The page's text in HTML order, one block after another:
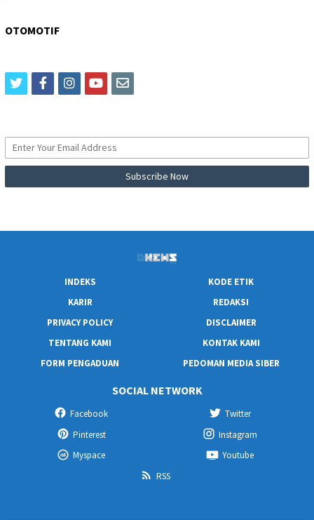
OTOMOTIF
twitterfacebookinstagram
youtubeemail
INDEKS
KODE ETIK
KARIR
REDAKSI
PRIVACY POLICY
DISCLAIMER
TENTANG KAMI
KONTAK KAMI
FORM PENGADUAN
PEDOMAN MEDIA SIBER
SOCIAL NETWORK
Facebook
Twitter
Pinterest
Instagram
Myspace
Youtube
RSS